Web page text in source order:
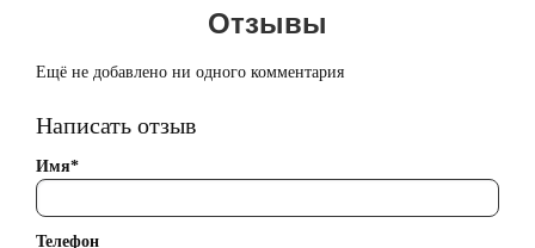
Отзывы
Ещё не добавлено ни одного комментария
Написать отзыв
Имя*
Телефон